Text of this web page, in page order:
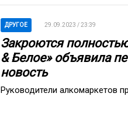
ДРУГОЕ 29.09.2023 / 23:39
Закроются
& Белое» объявила
новость
Руководители алкомаркетов